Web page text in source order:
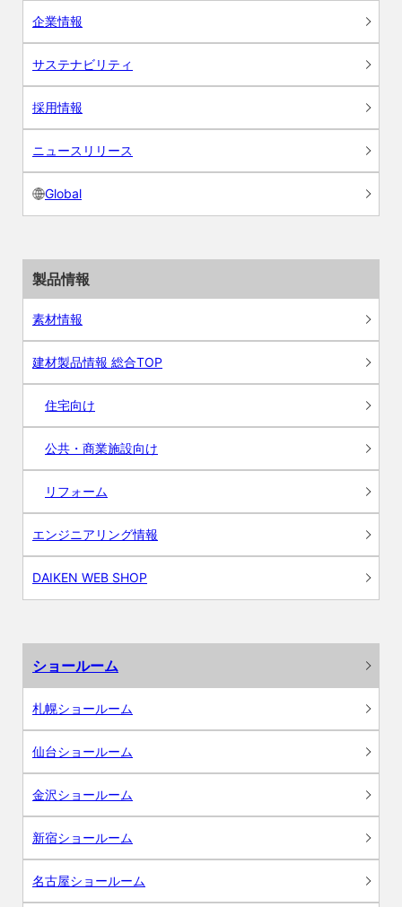
企業情報
サステナビリティ
採用情報
ニュースリリース
Global
製品情報
素材情報
建材製品情報 総合TOP
住宅向け
公共・商業施設向け
リフォーム
エンジニアリング情報
DAIKEN WEB SHOP
ショールーム
札幌ショールーム
仙台ショールーム
金沢ショールーム
新宿ショールーム
名古屋ショールーム